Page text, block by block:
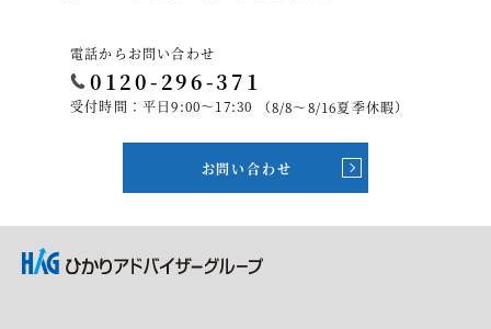
電話からお問い合わせ
0120-296-371
受付時間：平日9:00～17:30 （8/8～8/16夏季休暇）
お問い合わせ